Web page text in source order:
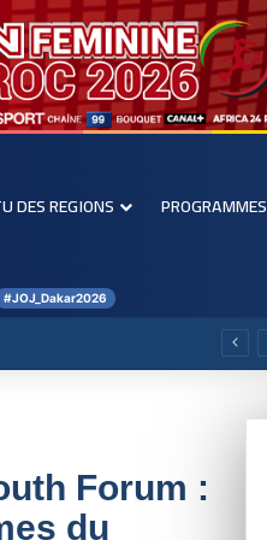
DES REGIONS PROGRAMMES
#JOJ_Dakar2026
Forum :
du